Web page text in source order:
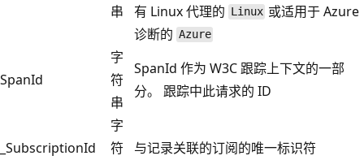
串
有 Linux 代理的 Linux 或适用于 Azure
诊断的 Azure
SpanId
字
符
串
SpanId 作为 W3C 跟踪上下文的一部
分。 跟踪中此请求的 ID
_SubscriptionId
字
符
与记录关联的订阅的唯一标识符